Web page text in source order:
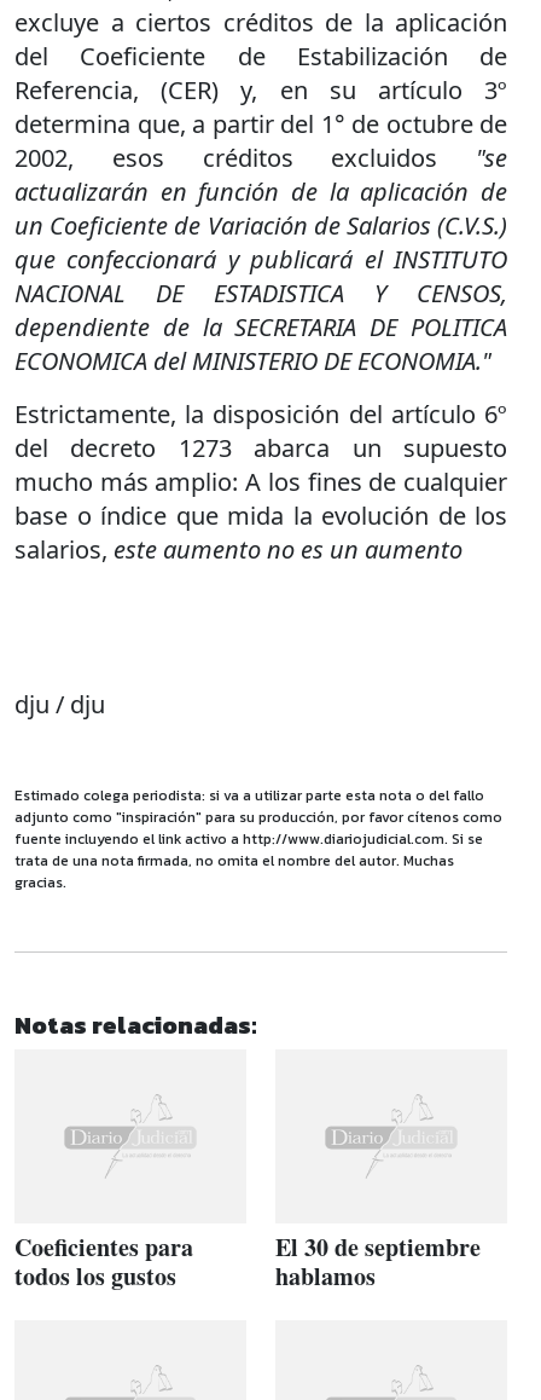
excluye a ciertos créditos de la aplicación
del Coeficiente de Estabilización de
Referencia, (CER) y, en su artículo 3º
determina que, a partir del 1° de octubre de
2002, esos créditos excluidos "se
actualizarán en función de la aplicación de
un Coeficiente de Variación de Salarios (C.V.S.)
que confeccionará y publicará el INSTITUTO
NACIONAL DE ESTADISTICA Y CENSOS,
dependiente de la SECRETARIA DE POLITICA
ECONOMICA del MINISTERIO DE ECONOMIA."
Estrictamente, la disposición del artículo 6º
del decreto 1273 abarca un supuesto
mucho más amplio: A los fines de cualquier
base o índice que mida la evolución de los
salarios, este aumento no es un aumento
dju / dju
Estimado colega periodista: si va a utilizar parte esta nota o del fallo
adjunto como "inspiración" para su producción, por favor cítenos como
fuente incluyendo el link activo a http://www.diariojudicial.com. Si se
trata de una nota firmada, no omita el nombre del autor. Muchas
gracias.
Notas relacionadas:
Coeficientes para
todos los gustos
El 30 de septiembre
hablamos